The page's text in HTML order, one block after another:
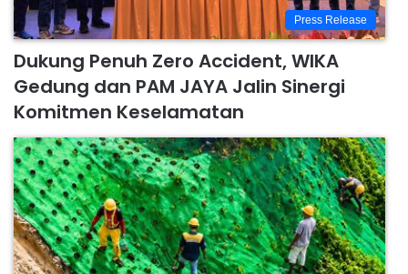
Press Release
Dukung Penuh Zero Accident, WIKA
Gedung dan PAM JAYA Jalin Sinergi
Komitmen Keselamatan